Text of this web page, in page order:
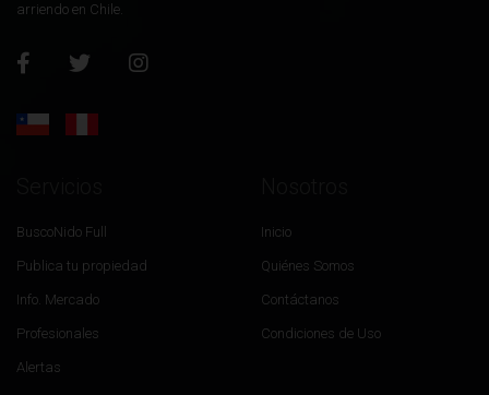
arriendo en Chile.
BuscoNido Full
Publica tu propiedad
Info. Mercado
Profesionales
Alertas
Inicio
Quiénes Somos
Contáctanos
Condiciones de Uso